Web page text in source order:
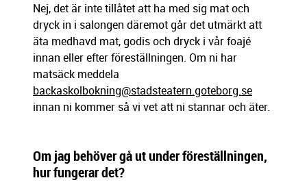
Nej, det är inte tillåtet att ha med sig mat och
dryck in i salongen däremot går det utmärkt att
äta medhavd mat, godis och dryck i vår foajé
innan eller efter föreställningen. Om ni har
matsäck meddela
backaskolbokning@stadsteatern.goteborg.se
innan ni kommer så vi vet att ni stannar och äter.
Om jag behöver gå ut under föreställningen,
hur fungerar det?